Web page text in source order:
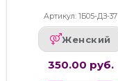
Артикул: 1Б05-ДЗ-37
Женский
350.00 руб.